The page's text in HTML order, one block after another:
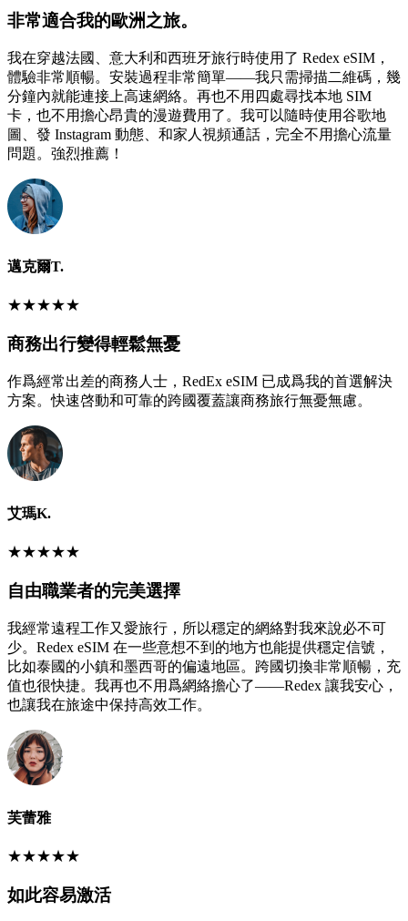
非常適合我的歐洲之旅。
我在穿越法國、意大利和西班牙旅行時使用了 Redex eSIM，
體驗非常順暢。安裝過程非常簡單——我只需掃描二維碼，幾
分鐘內就能連接上高速網絡。再也不用四處尋找本地 SIM
卡，也不用擔心昂貴的漫遊費用了。我可以隨時使用谷歌地
圖、發 Instagram 動態、和家人視頻通話，完全不用擔心流量
問題。強烈推薦！
邁克爾T.
★★★★★
商務出行變得輕鬆無憂
作爲經常出差的商務人士，RedEx eSIM 已成爲我的首選解決
方案。快速啓動和可靠的跨國覆蓋讓商務旅行無憂無慮。
艾瑪K.
★★★★★
自由職業者的完美選擇
我經常遠程工作又愛旅行，所以穩定的網絡對我來說必不可
少。Redex eSIM 在一些意想不到的地方也能提供穩定信號，
比如泰國的小鎮和墨西哥的偏遠地區。跨國切換非常順暢，充
值也很快捷。我再也不用爲網絡擔心了——Redex 讓我安心，
也讓我在旅途中保持高效工作。
芙蕾雅
★★★★★
如此容易激活